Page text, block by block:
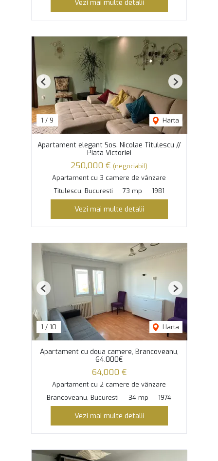
Vezi mai multe detalii
1 / 9 Harta
Previous Next
Apartament elegant Sos. Nicolae Titulescu //
Piata Victoriei
250,000 € (negociabil)
Apartament cu 3 camere de vânzare
Titulescu, Bucuresti
73 mp 1981
Vezi mai multe detalii
1 / 10 Harta
Previous Next
Apartament cu doua camere, Brancoveanu,
64.000€
64,000 €
Apartament cu 2 camere de vânzare
Brancoveanu, Bucuresti
34 mp 1974
Vezi mai multe detalii